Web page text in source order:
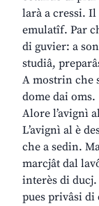
larà a cressi. Il
emulatîf. Par
di guvier: a
studiâ,
A mostrin che
dome dai oms.
Alore l’avignì
L’avignì al è
che a sedin.
marcjât dal
interès di
pues privâsi